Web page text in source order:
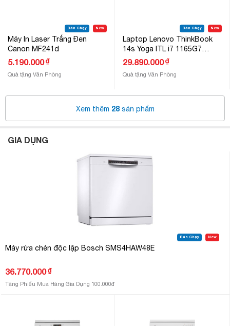
Bán Chạy New
Máy In Laser Trắng Đen
Canon MF241d
5.190.000₫
Quà tặng Văn Phòng
Bán Chạy New
Laptop Lenovo ThinkBook
14s Yoga ITL i7 1165G7
(20WE007MVN)
29.890.000₫
Quà tặng Văn Phòng
Xem thêm 28sản phẩm
GIA DỤNG
Bán Chạy New
Máy rửa chén độc lập Bosch SMS4HAW48E
36.770.000₫
Tặng Phiếu Mua Hàng Gia Dụng 100.000đ